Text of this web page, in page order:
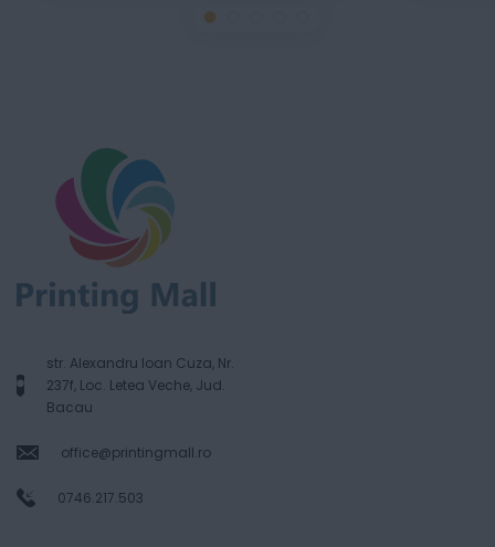
str. Alexandru Ioan Cuza, Nr.
237f, Loc. Letea Veche, Jud.
Bacau
office@printingmall.ro
0746.217.503